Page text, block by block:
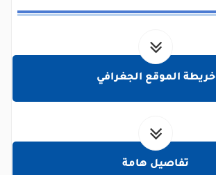
خريطة الموقع الجغرافي
تفاصيل هامة